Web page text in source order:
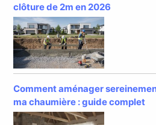
clôture de 2m en 2026
Comment aménager
ma chaumière : guide complet